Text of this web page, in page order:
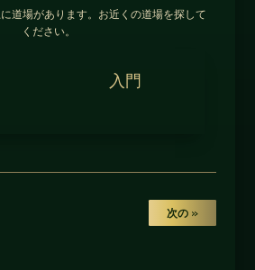
道場があります。お近くの道場を探して
ください。
入門
次の »